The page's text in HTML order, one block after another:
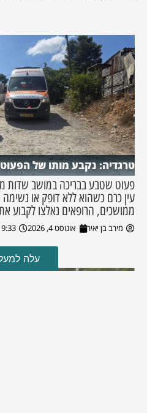
טרגדיה: נקבע מותו של
פעוט שטבע בבריכה במושב שדות
עין כרם כשהוא ללא דופק או
ממושכים, הרופאים נאלצו לקבוע את
מירב בן יאיר אוגוסט 4, 2026 9:33 pm
עלה